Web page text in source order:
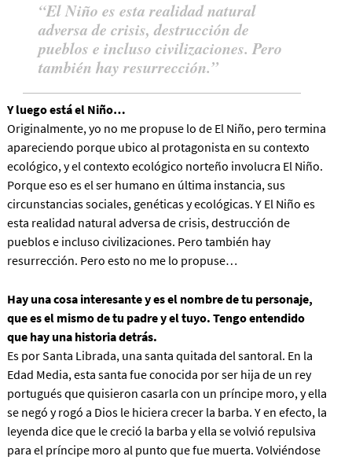
El Niño es esta realidad natural
adversa de crisis, destrucción de
pueblos e incluso civilizaciones. Pero
también hay resurrección.
Y luego está el Niño…
Originalmente, yo no me propuse lo de El Niño, pero termina
apareciendo porque ubico al protagonista en su contexto
ecológico, y el contexto ecológico norteño involucra El Niño.
Porque eso es el ser humano en última instancia, sus
circunstancias sociales, genéticas y ecológicas. Y El Niño es
esta realidad natural adversa de crisis, destrucción de
pueblos e incluso civilizaciones. Pero también hay
resurrección. Pero esto no me lo propuse…
Hay una cosa interesante y es el nombre de tu personaje,
que es el mismo de tu padre y el tuyo. Tengo entendido
que hay una historia detrás.
Es por Santa Librada, una santa quitada del santoral. En la
Edad Media, esta santa fue conocida por ser hija de un rey
portugués que quisieron casarla con un príncipe moro, y ella
se negó y rogó a Dios le hiciera crecer la barba. Y en efecto, la
leyenda dice que le creció la barba y ella se volvió repulsiva
para el príncipe moro al punto que fue muerta. Volviéndose